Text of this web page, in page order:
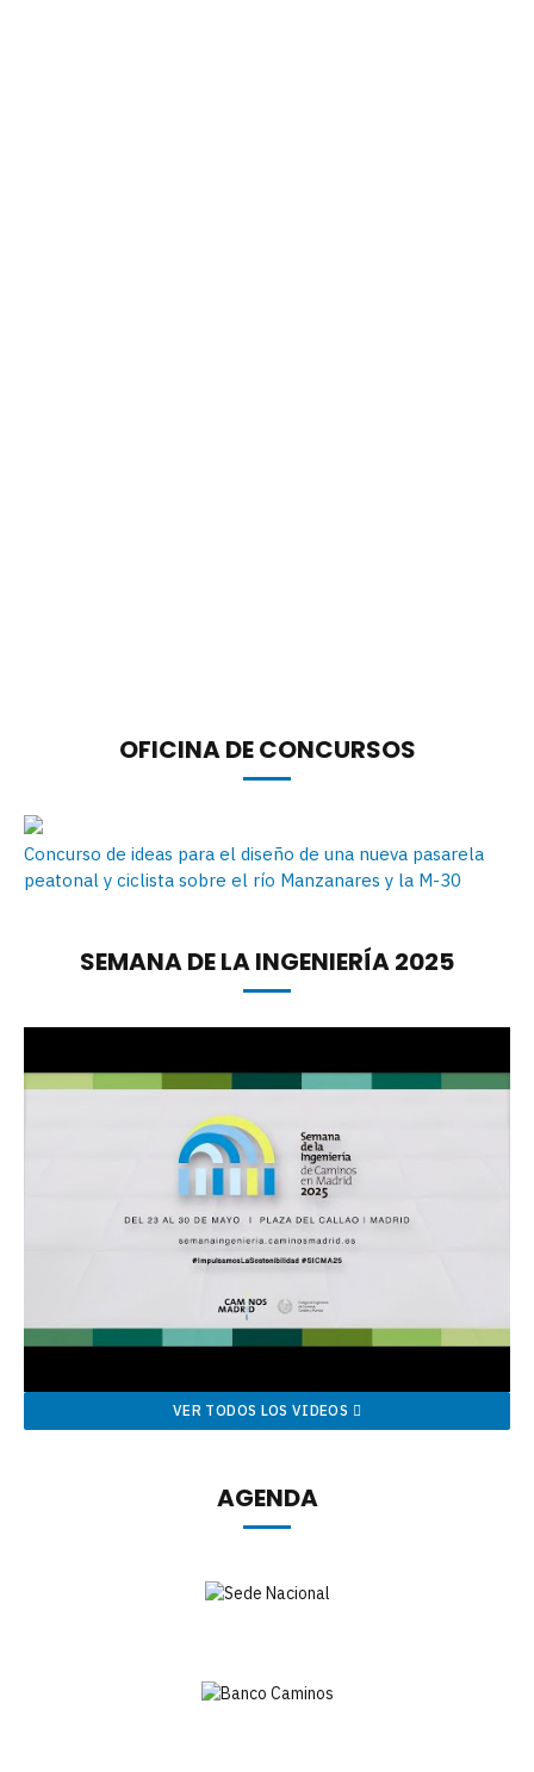
OFICINA DE CONCURSOS
Concurso de ideas para el diseño de una nueva pasarela
peatonal y ciclista sobre el río Manzanares y la M-30
SEMANA DE LA INGENIERÍA 2025
VER TODOS LOS VIDEOS
AGENDA